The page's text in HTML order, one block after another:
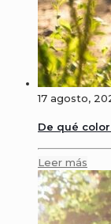
17 agosto,
De qué
Leer más